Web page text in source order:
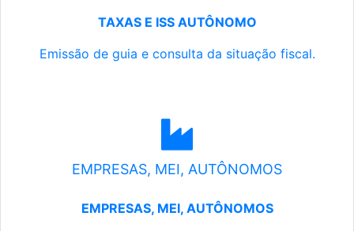
TAXAS E ISS AUTÔNOMO
Emissão de guia e consulta da situação fiscal.
EMPRESAS, MEI, AUTÔNOMOS
EMPRESAS, MEI, AUTÔNOMOS